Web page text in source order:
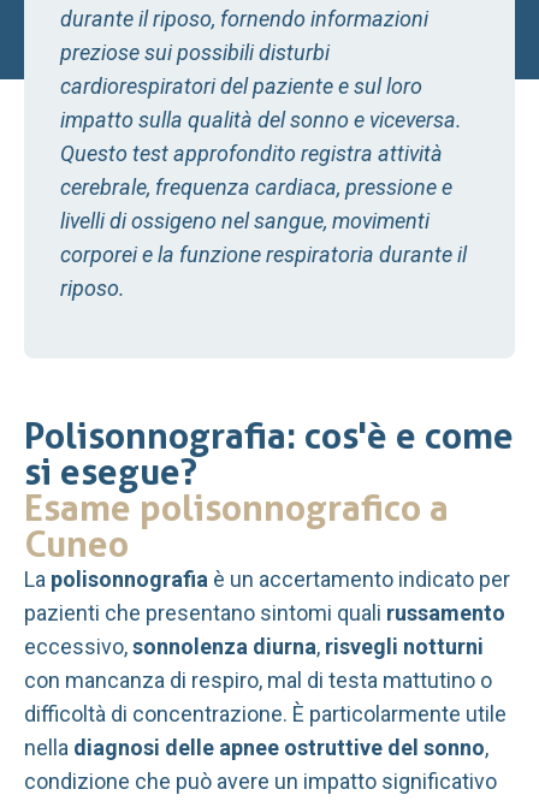
durante il riposo, fornendo informazioni
preziose sui possibili disturbi
cardiorespiratori del paziente e sul loro
impatto sulla qualità del sonno e viceversa.
Questo test approfondito registra attività
cerebrale, frequenza cardiaca, pressione e
livelli di ossigeno nel sangue, movimenti
corporei e la funzione respiratoria durante il
riposo.
Polisonnografia: cos'è e come
si esegue?
Esame polisonnografico a
Cuneo
La polisonnografia è un accertamento indicato per
pazienti che presentano sintomi quali russamento
eccessivo,sonnolenza diurna, risvegli notturni
con mancanza di respiro, mal di testa mattutino o
difficoltà di concentrazione. È particolarmente utile
nella diagnosi delle apnee ostruttive del sonno,
condizione che può avere un impatto significativo